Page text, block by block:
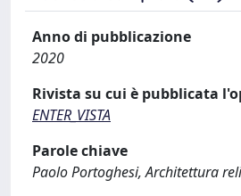
Anno di pubblicazione
2020
Rivista su cui è pubblicata
ENTER_VISTA
Parole chiave
Paolo Portoghesi, Architettura